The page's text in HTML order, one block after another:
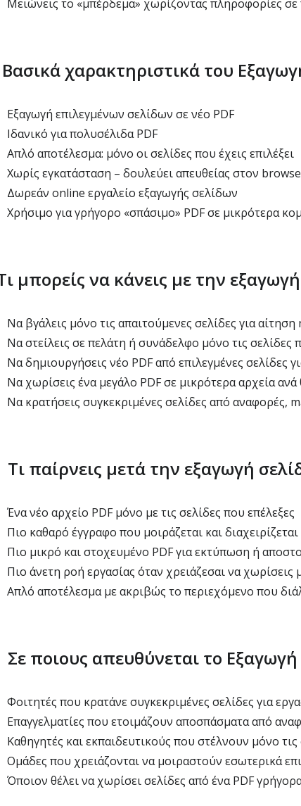
Μειώνεις το «μπέρδεμα» χωρίζοντας πληροφορίες σε
Βασικά χαρακτηριστικά του
Εξαγωγή επιλεγμένων σελίδων σε νέο PDF
Ιδανικό για πολυσέλιδα PDF
Απλό αποτέλεσμα: μόνο οι σελίδες που έχεις επιλέξει
Χωρίς εγκατάσταση – δουλεύει απευθείας στον
Δωρεάν online εργαλείο εξαγωγής σελίδων
Χρήσιμο για γρήγορο «σπάσιμο» PDF σε μικρότερα
μπορείς να κάνεις με την
Να βγάλεις μόνο τις απαιτούμενες σελίδες για
Να στείλεις σε πελάτη ή συνάδελφο μόνο τις
Να δημιουργήσεις νέο PDF από επιλεγμένες σελίδες
Να χωρίσεις ένα μεγάλο PDF σε μικρότερα αρχεία ανά
Να κρατήσεις συγκεκριμένες σελίδες από αναφορές,
Τι παίρνεις μετά την εξαγωγή
Ένα νέο αρχείο PDF μόνο με τις σελίδες που επέλεξες
Πιο καθαρό έγγραφο που μοιράζεται και
Πιο μικρό και στοχευμένο PDF για εκτύπωση ή
Πιο άνετη ροή εργασίας όταν χρειάζεσαι να χωρίσεις
Απλό αποτέλεσμα με ακριβώς το περιεχόμενο που
Σε ποιους απευθύνεται το
Φοιτητές που κρατάνε συγκεκριμένες σελίδες για
Επαγγελματίες που ετοιμάζουν αποσπάσματα από
Καθηγητές και εκπαιδευτικούς που στέλνουν μόνο τις
Ομάδες που χρειάζονται να μοιραστούν εσωτερικά
Όποιον θέλει να χωρίσει σελίδες από ένα PDF